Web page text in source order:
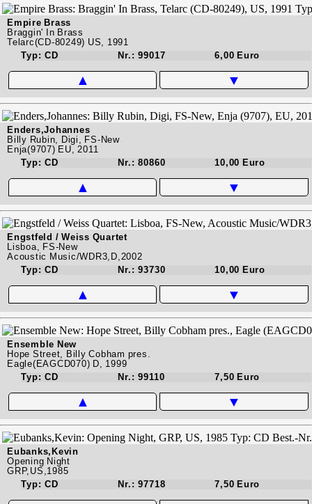
Empire Brass
Braggin' In Brass
Telarc(CD-80249) US, 1991
Typ: CD
Nr.: 99017 6,00 Euro
▲ ▼
Enders,Johannes
Billy Rubin, Digi, FS-New
Enja(9707) EU, 2011
Typ: CD
Nr.: 80860 10,00 Euro
▲ ▼
Engstfeld / Weiss Quartet
Lisboa, FS-New
Acoustic Music/WDR3,D,2002
Typ: CD
Nr.: 93730 10,00 Euro
▲ ▼
Ensemble New
Hope Street, Billy Cobham pres.
Eagle(EAGCD070) D, 1999
Typ: CD
Nr.: 99110 7,50 Euro
▲ ▼
Eubanks,Kevin
Opening Night
GRP,US,1985
Typ: CD
Nr.: 97718 7,50 Euro